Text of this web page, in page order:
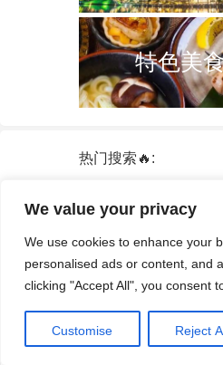
We value your privacy
We use cookies to enhance your
personalised ads or content, and
clicking "Accept All", you consent
Customise Reject
特色美
热门搜索🔥:
泰国
中国 火车
签证
酒店
及公开渠道，如有侵权请及时联系我们